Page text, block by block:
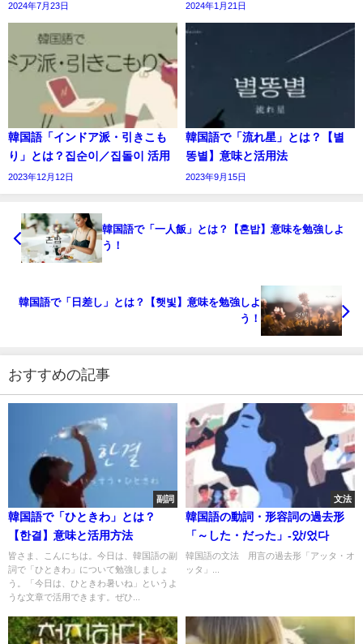
2024年7月23日 2024年1月21日
韓国語「インドア派・引きこも
り」とは？집순이／집돌이 活用
2023年12月12日
韓国語で「流れ星」とは？【별
똥별】意味と活用法
2023年9月15日
韓国語で「一人飯」とは？【혼밥】意味を勉強しよ
う！
韓国語で「日差し」とは？【햇빛】意味を勉強しよ
う！
おすすめの記事
副詞
韓国語で「ひときわ」とは？
【한결】意味と活用方法
皆さま、こんにちは。今日は、韓国語の副
詞で「ひときわ」について勉強しましょ
う。「今日は、ひときわ暑いね」というよ
うな文章で活用できます。ぜひ...
文法
韓国語の動詞・形容詞の過去形
「～した・だった」-았/었다
韓国語の文法 用言の過去形「アッタ・オ
ッタ」...